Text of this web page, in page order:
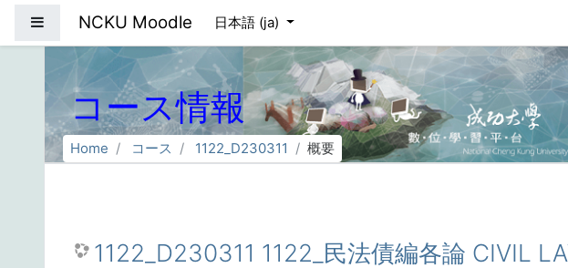
サイドパネル
NCKU Moodle 日本語 ‎(ja)‎
コース情報
Home コース 1122_D230311 概要
1122_D230311 1122_民法債編各論 CIVIL